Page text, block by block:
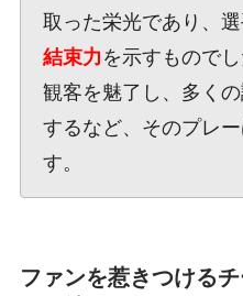
取った栄光であり、
結束力 を示すもので
観客を魅了し、多く
するなど、そのプレ
す。
ファンを惹きつける